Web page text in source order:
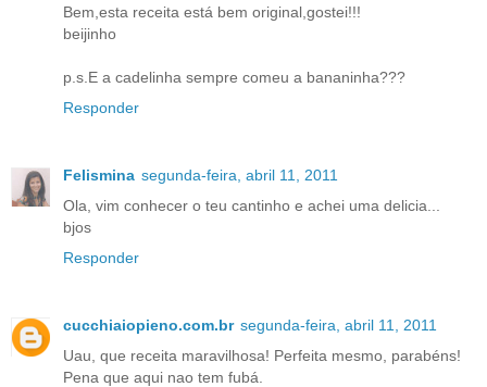
Bem,esta receita está bem original,gostei!!!
beijinho
p.s.E a cadelinha sempre comeu a bananinha???
Responder
Felismina segunda-feira, abril 11, 2011
Ola, vim conhecer o teu cantinho e achei uma delicia...
bjos
Responder
cucchiaiopieno.com.br segunda-feira, abril 11, 2011
Uau, que receita maravilhosa! Perfeita mesmo, parabéns!
Pena que aqui nao tem fubá.